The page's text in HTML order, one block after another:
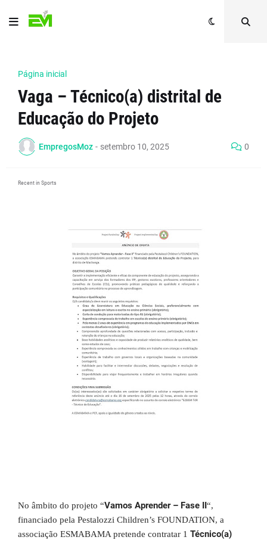
Página inicial
Vaga – Técnico(a) distrital de
Educação do Projeto
EmpregosMoz - setembro 10, 2025 0
Recent in Sports
No âmbito do projeto “Vamos Aprender – Fase II“,
financiado pela Pestalozzi Children’s FOUNDATION, a
associação ESMABAMA pretende contratar 1 Técnico(a)